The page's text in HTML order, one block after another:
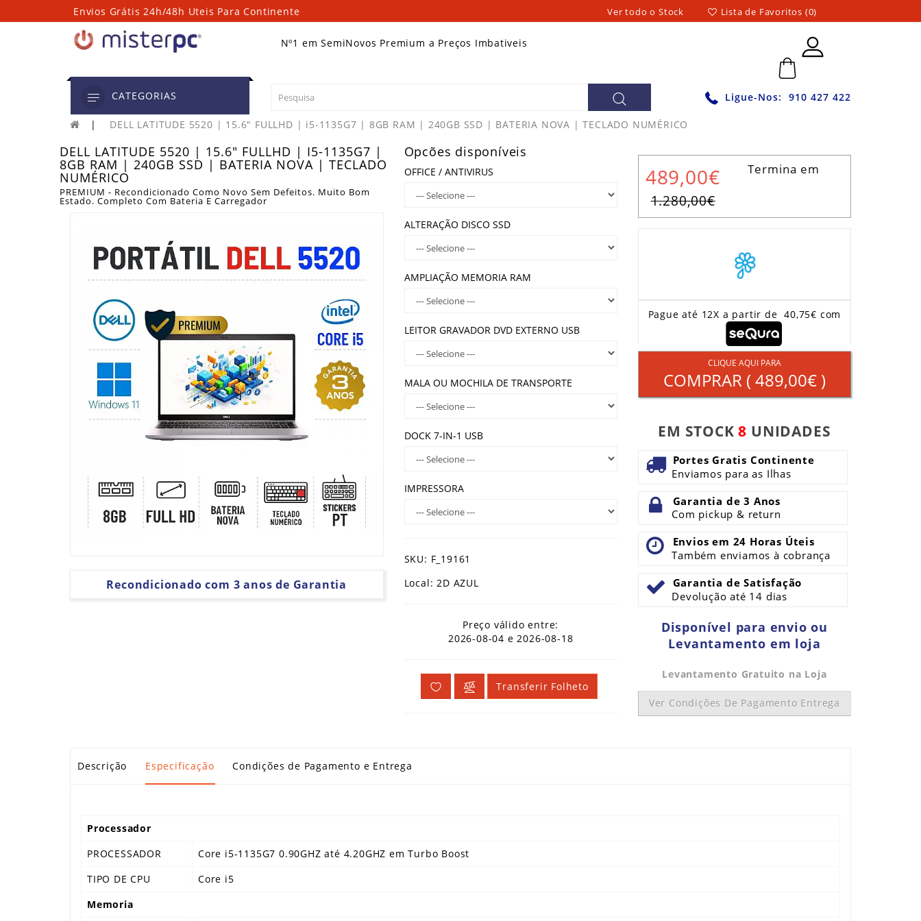
Envios Grátis 24h/48h Uteis Para Continente Ver todo o Stock Lista de Favoritos (0)
Nº1 em SemiNovos Premium a Preços Imbativeis
CATEGORIAS Ligue-Nos: 910 427 422
DELL LATITUDE 5520 | 15.6" FULLHD | i5-1135G7 | 8GB RAM | 240GB SSD | BATERIA NOVA | TECLADO NUMÉRICO
DELL LATITUDE 5520 | 15.6" FULLHD | I5-1135G7 |
8GB RAM | 240GB SSD | BATERIA NOVA | TECLADO
NUMÉRICO
PREMIUM - Recondicionado Como Novo Sem Defeitos. Muito Bom
Estado. Completo Com Bateria E Carregador
Recondicionado com 3 anos de Garantia
Opcões disponíveis
OFFICE / ANTIVIRUS
ALTERAÇÃO DISCO SSD
AMPLIAÇÃO MEMORIA RAM
LEITOR GRAVADOR DVD EXTERNO USB
MALA OU MOCHILA DE TRANSPORTE
DOCK 7-IN-1 USB
IMPRESSORA
SKU: F_19161
Local: 2D AZUL
Preço válido entre:
2026-08-04 e 2026-08-18
Transferir Folheto
489,00€
1.280,00€
Termina em
Pague até 12X a partir de 40,75€ com
CLIQUE AQUI PARA
COMPRAR (489,00€)
EM STOCK8 UNIDADES
Portes Gratis Continente
Enviamos para as Ilhas
Garantia de 3 Anos
Com pickup & return
Envios em 24 Horas Úteis
Também enviamos à cobrança
Garantia de Satisfação
Devolução até 14 dias
Disponível para envio ou
Levantamento em loja
Levantamento Gratuito na Loja
Ver Condições De Pagamento Entrega
Descrição Especificação Condições de Pagamento e Entrega
Processador
PROCESSADOR
Core i5-1135G7 0.90GHZ até 4.20GHZ em Turbo Boost
TIPO DE CPU
Core i5
Memoria